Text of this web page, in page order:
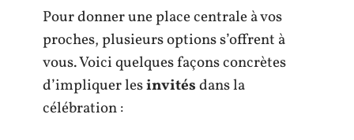
Pour donner une place centrale à vos
proches, plusieurs options s’offrent à
vous. Voici quelques façons concrètes
d’impliquer lesinvitésdans la
célébration :